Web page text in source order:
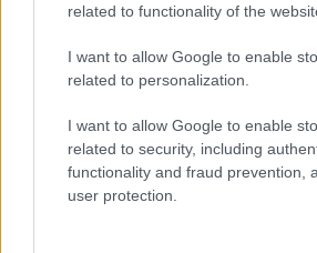
related to functionality of the
I want to allow Google to enable
related to personalization.
I want to allow Google to enable
related to security, including
functionality and fraud prevention,
user protection.